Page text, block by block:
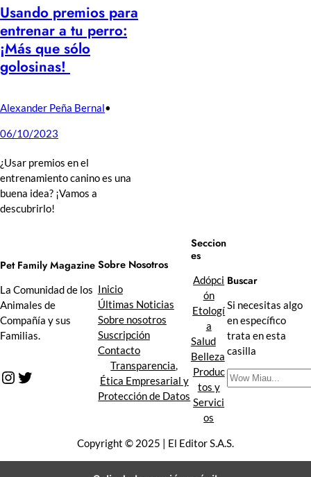
Usando premios para
entrenar a tu perro:
¡Más que sólo
golosinas!
Alexander Peña Bernal•
06/10/2023
¿Usar premios en el
entrenamiento canino es una
buena idea? ¡Vamos a
descubrirlo!
Pet Family Magazine
La Comunidad de los
Animales de
Compañía y sus
Familias.
Instagram Twitter
Sobre Nosotros
Inicio
Últimas Noticias
Sobre nosotros
Suscripción
Contacto
Transparencia,
Ética Empresarial y
Protección de Datos
Seccion
es
Adópci
ón
Etologí
a
Salud
Belleza
Produc
tos y
Servici
os
Buscar
Si necesitas algo
en específico
trata en esta
casilla
B
u
Copyright © 2025 | El Editor S.A.S.